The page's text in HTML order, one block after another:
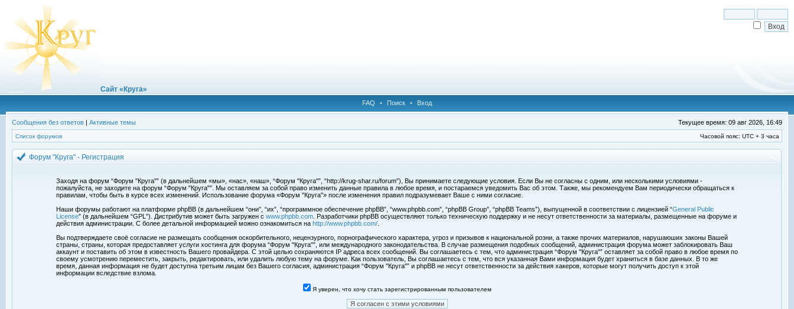
Сайт «Круга»
FAQ • Поиск • Вход
Сообщения без ответов | Активные темы Текущее время: 09 авг 2026, 16:49
Список форумов Часовой пояс: UTC + 3 часа
Форум "Круга" - Регистрация
Заходя на форум “Форум "Круга"” (в дальнейшем «мы», «нас», «наш», “Форум "Круга"”, “http://krug-shar.ru/forum”), Вы принимаете следующие условия. Если Вы не согласны с одним, или несколькими условиями -
пожалуйста, не заходите на форум “Форум "Круга"”. Мы оставляем за собой право изменить данные правила в любое время, и постараемся уведомить Вас об этом. Также, мы рекомендуем Вам периодически обращаться к
правилам, чтобы быть в курсе всех изменений. Использование форума «Форум "Круга"» после изменения правил подразумевает Ваше с ними согласие.
Наши форумы работают на платформе phpBB (в дальнейшем “они”, “их”, “программное обеспечение phpBB”, “www.phpbb.com”, “phpBB Group”, “phpBB Teams”), выпущенной в соответствии с лицензией “General Public
License” (в дальнейшем “GPL”). Дистрибутив может быть загружен с www.phpbb.com . Разработчики phpBB осуществляют только техническую поддержку и не несут ответственности за материалы, размещенные на форуме и
действия администрации. С более детальной информацией можно ознакомиться на http://www.phpbb.com/
Вы подтверждаете своё согласие не размещать сообщения оскорбительного, нецензурного, порнографического характера, угроз и призывов к национальной розни, а также прочих материалов, нарушаюших законы Вашей
страны, страны, которая предоставляет услуги хостинга для форума “Форум "Круга"”, или международного законодательства. В случае размещения подобных сообщений, администрация форума может заблокировать Ваш
аккаунт и поставить об этом в известность Вашего провайдера. С этой целью сохраняются IP адреса всех сообщений. Вы соглашаетесь с тем, что администрация “Форум "Круга"” оставляет за собой право в любое время по
своему усмотрению переместить, закрыть, редактировать, или удалить любую тему на форуме. Как пользователь, Вы соглашаетесь с тем, что вся указанная Вами информация будет храниться в базе данных. В то же
время, данная информация не будет доступна третьим лицам без Вашего согласия, администрация “Форум "Круга"” и phpBB не несут ответственности за действия хакеров, которые могут получить доступ к этой
информации вследствие взлома.
Я уверен, что хочу стать зарегистрированным пользователем